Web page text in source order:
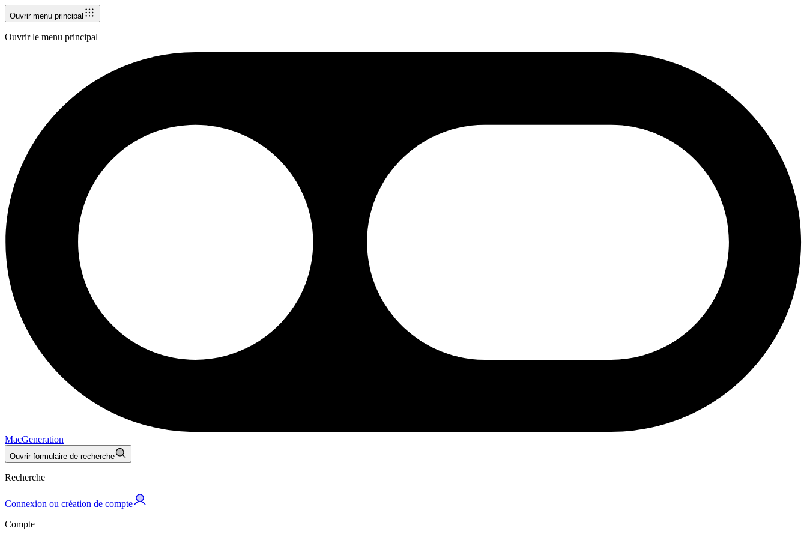
Ouvrir menu principal
Ouvrir le menu principal
MacGeneration
Ouvrir formulaire de recherche
Recherche
Connexion ou création de compte
Compte